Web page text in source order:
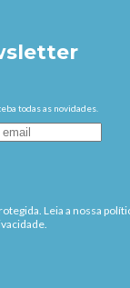
todas as novidades.
Leia a nossa